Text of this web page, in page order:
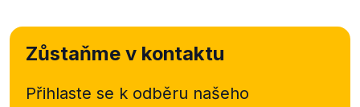
Zůstaňme v kontaktu
Přihlaste se k odběru našeho